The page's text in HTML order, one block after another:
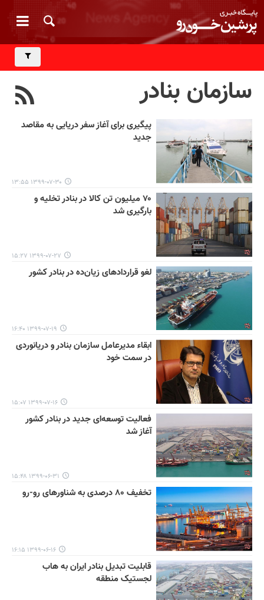
سازمان بنادر
پیگیری برای آغاز سفر دریایی به مقاصد
جدید
۱۳۹۹-۰۷-۳۰ ۱۳:۵۵
۷۰ میلیون تن کالا در بنادر تخلیه و
بارگیری شد
۱۳۹۹-۰۷-۲۷ ۱۵:۲۷
لغو قراردادهای زیان‌ده در بنادر کشور
۱۳۹۹-۰۷-۱۹ ۱۶:۴۰
ابقاء مدیرعامل سازمان بنادر و دریانوردی
در سمت خود
۱۳۹۹-۰۷-۱۶ ۱۵:۰۷
فعالیت توسعه‌ای جدید در بنادر کشور
آغاز شد
۱۳۹۹-۰۶-۳۱ ۱۵:۴۸
تخفیف ۸۰ درصدی به شناورهای رو-رو
۱۳۹۹-۰۶-۱۶ ۱۶:۱۵
قابلیت تبدیل بنادر ایران به هاب
لجستیک منطقه